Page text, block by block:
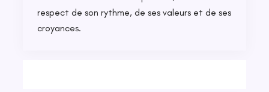
respect de son rythme, de ses valeurs et de ses
croyances.